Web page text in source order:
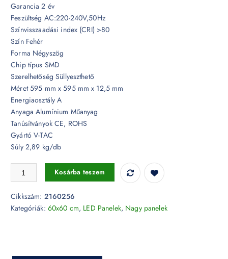
Garancia 2 év
Feszültség AC:220-240V,50Hz
Színvisszaadási index (CRI) >80
Szín Fehér
Forma Négyszög
Chip típus SMD
Szerelhetőség Süllyeszthető
Méret 595 mm x 595 mm x 12,5 mm
Energiaosztály A
Anyaga Alumínium Műanyag
Tanúsítványok CE, ROHS
Gyártó V-TAC
Súly 2,89 kg/db
40W LED panel 595 x 595 mm-es 4950lm 6400K driverrel - 2160256
Kosárba teszem
Cikkszám: 2160256
Kategóriák: 60x60 cm, LED Panelek, Nagy panelek